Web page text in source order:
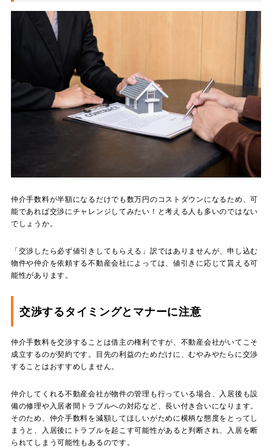
仲介手数料が半額になるだけでも数万円のコストダウンになるため、可
能であれば交渉にチャレンジしてみたい！と考える人も多いのではない
でしょうか。
「交渉したら必ず値引きしてもらえる」訳ではありませんが、申し込む
物件や仲介を依頼する不動産会社によっては、値引きに応じて貰える可
能性があります。
交渉するタイミングとマナーに注意
仲介手数料を交渉することは借主の権利ですが、不動産会社がいてこそ
成立するのが契約です。目先の利益のためだけに、むやみやたらに交渉
することはおすすめしません。
仲介してくれる不動産会社が物件の管理も行っている場合、入居後も設
備の修理や入居者間トラブルへの対応など、長い付き合いになります。
そのため、仲介手数料を減額してほしいがために横柄な態度をとってし
まうと、入居後にトラブルを起こす可能性があると判断され、入居を断
られてしまう可能性もあるのです。